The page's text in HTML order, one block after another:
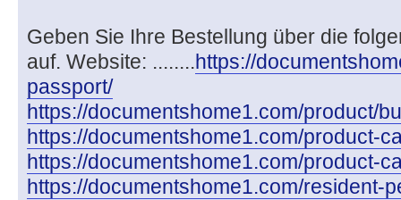
Geben Sie Ihre Bestellung über die
auf. Website: ........https://
passport/
https://documentshome1.com/product/
https://documentshome1.com/product-
https://documentshome1.com/product-
https://documentshome1.com/resident-